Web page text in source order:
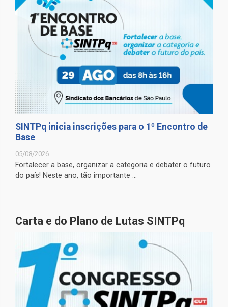
SINTPq inicia inscrições para o 1º Encontro de
Base
05/08/2026
Fortalecer a base, organizar a categoria e debater o futuro
do país! Neste ano, tão importante ...
Carta e do Plano de Lutas SINTPq